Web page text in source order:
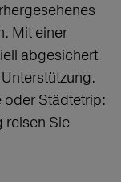
Mit einer
abgesichert
oder Städtetrip:
reisen Sie